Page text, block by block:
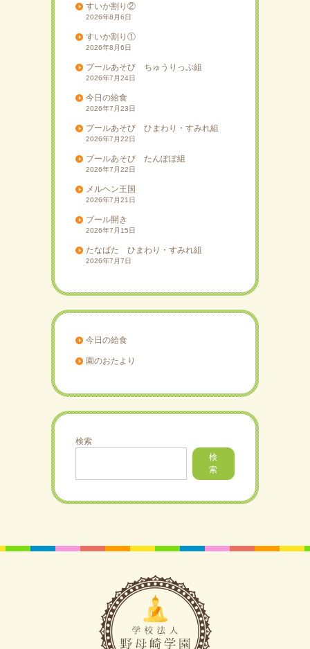
すいか割り②
2026年8月6日
すいか割り①
2026年8月6日
プールあそび ちゅうりっぷ組
2026年7月24日
今日の給食
2026年7月23日
プールあそび ひまわり・すみれ組
2026年7月22日
プールあそび たんぽぽ組
2026年7月22日
メルヘン王国
2026年7月21日
プール開き
2026年7月15日
たなばた ひまわり・すみれ組
2026年7月7日
今日の給食
園のおたより
検索
検
索